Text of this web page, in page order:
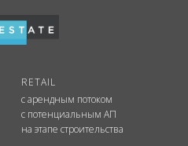
RETAIL
с арендным потоком
с потенциальным АП
на этапе строительства